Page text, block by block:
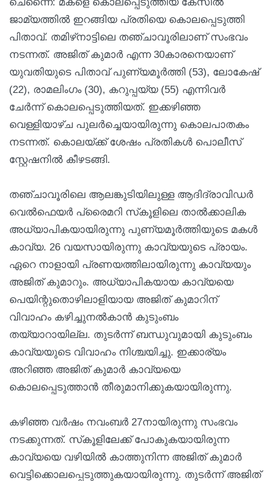
ജാമ്യത്തില്‍ ഇറങ്ങിയ പ്രതിയെ കൊലപ്പെടുത്തി
പിതാവ്. തമിഴ്‌നാട്ടിലെ തഞ്ചാവൂരിലാണ് സംഭവം
നടന്നത്. അജിത് കുമാര്‍ എന്ന 30കാരനെയാണ്
യുവതിയുടെ പിതാവ് പുണ്യമൂര്‍ത്തി (53), ലോകേഷ്
(22), രാമലിംഗം (30), കറുപ്പയ്യ (55) എന്നിവര്‍
ചേര്‍ന്ന് കൊലപ്പെടുത്തിയത്. ഇക്കഴിഞ്ഞ
വെള്ളിയാഴ്ച പുലര്‍ച്ചെയായിരുന്നു കൊലപാതകം
നടന്നത്. കൊലയ്ക്ക് ശേഷം പ്രതികള്‍ പൊലീസ്
സ്റ്റേഷനില്‍ കീഴടങ്ങി.
തഞ്ചാവൂരിലെ ആലങ്കുടിയിലുള്ള ആദിദ്രാവിഡര്‍
വെല്‍ഫെയര്‍ പ്രൈമറി സ്‌കൂളിലെ താല്‍ക്കാലിക
അധ്യാപികയായിരുന്നു പുണ്യമൂര്‍ത്തിയുടെ മകള്‍
കാവ്യ. 26 വയസായിരുന്നു കാവ്യയുടെ പ്രായം.
ഏറെ നാളായി പ്രണയത്തിലായിരുന്നു കാവ്യയും
അജിത് കുമാറും. അധ്യാപികയായ കാവ്യയെ
പെയിന്റുതൊഴിലാളിയായ അജിത് കുമാറിന്
വിവാഹം കഴിച്ചുനല്‍കാന്‍ കുടുംബം
തയ്യാറായില്ല. തുടര്‍ന്ന് ബന്ധുവുമായി കുടുംബം
കാവ്യയുടെ വിവാഹം നിശ്ചയിച്ചു. ഇക്കാര്യം
അറിഞ്ഞ അജിത് കുമാര്‍ കാവ്യയെ
കൊലപ്പെടുത്താന്‍ തീരുമാനിക്കുകയായിരുന്നു.
കഴിഞ്ഞ വര്‍ഷം നവംബര്‍ 27നായിരുന്നു സംഭവം
നടക്കുന്നത്. സ്‌കൂളിലേക്ക് പോകുകയായിരുന്ന
കാവ്യയെ വഴിയില്‍ കാത്തുനിന്ന അജിത് കുമാര്‍
വെട്ടിക്കൊലപ്പെടുത്തുകയായിരുന്നു. തുടര്‍ന്ന് അജിത്